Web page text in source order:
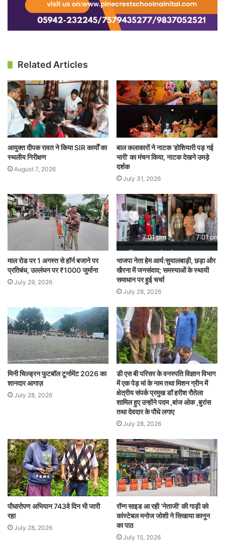
Related Articles
आयुक्त दीपक रावत ने किया SIR कार्यों का
स्थलीय निरीक्षण
August 7, 2026
बाल कलाकारों ने नाटक ‘होशियारी पड़ गई
भारी’ का मंचन किया, नाटक देखने उमड़े
दर्शक
July 31, 2026
माल रोड पर 1 अगस्त से हॉर्न बजाने पर
प्रतिबंध, उल्लंघन पर ₹1000 जुर्माना
July 29, 2026
भाजपा नेता हेम आर्य:सुयालबाड़ी, छड़ा और
खैरना में जनसंवाद; समस्याओं के स्थायी
समाधान पर हुई चर्चा
July 28, 2026
मिनी चिल्ड्रन फुटबॉल टूर्नामेंट 2026 का
शानदार आगाज़
July 28, 2026
डी एस बी परिसर के वनस्पति विज्ञान विभाग
में एक पेड़ मां के नाम तथा मिशन ग्रीन में
क्षेत्रीय संपर्क प्रमुख डॉ हरीश रौतेला
शामिल हुए उन्होंने पदम ,बांज ओक ,बुरांस
तथा देवदार के पौधे लगाए
July 28, 2026
पौधारोपण अभियान 743वे दिन भी जारी
रहा
July 28, 2026
रॉन्ग साइड आ रही ‘नेताजी’ की गाड़ी को
कांस्टेबल मनोज जोशी ने सिखाया कानून
का पाठ
July 15, 2026